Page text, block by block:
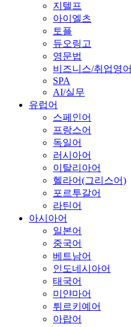
지텔프
아이엘츠
토플
듀오링고
영문법
비즈니스/취업영어
SPA
AI/실무
유럽어
스페인어
프랑스어
독일어
러시아어
이탈리아어
헬라어(그리스어)
포르투갈어
라틴어
아시아어
일본어
중국어
베트남어
인도네시아어
태국어
미얀마어
튀르키예어
아랍어